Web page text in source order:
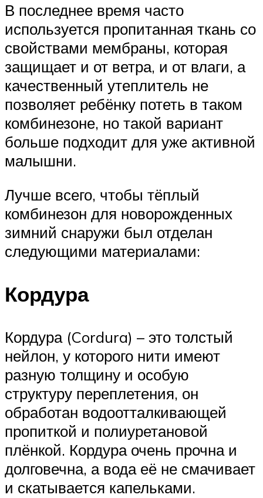
В последнее время часто
используется пропитанная ткань со
свойствами мембраны, которая
защищает и от ветра, и от влаги, а
качественный утеплитель не
позволяет ребёнку потеть в таком
комбинезоне, но такой вариант
больше подходит для уже активной
малышни.
Лучше всего, чтобы тёплый
комбинезон для новорожденных
зимний снаружи был отделан
следующими материалами:
Кордура
Кордура (Cordura) – это толстый
нейлон, у которого нити имеют
разную толщину и особую
структуру переплетения, он
обработан водоотталкивающей
пропиткой и полиуретановой
плёнкой. Кордура очень прочна и
долговечна, а вода её не смачивает
и скатывается капельками.